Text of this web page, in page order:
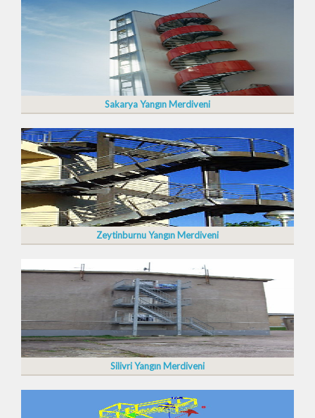
Sakarya Yangın Merdiveni
Zeytinburnu Yangın Merdiveni
Silivri Yangın Merdiveni